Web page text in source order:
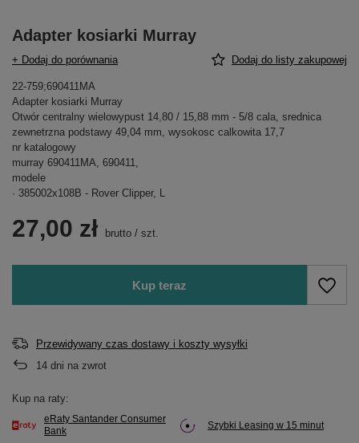
Adapter kosiarki Murray
+ Dodaj do porównania Dodaj do listy zakupowej
22-759;690411MA
Adapter kosiarki Murray
Otwór centralny wielowypust 14,80 / 15,88 mm - 5/8 cala, srednica
zewnetrzna podstawy 49,04 mm, wysokosc calkowita 17,7
nr katalogowy
murray 690411MA, 690411,
modele
· 385002x108B - Rover Clipper, L
27,00 zł brutto / szt.
Kup teraz
Przewidywany czas dostawy i koszty wysyłki
14 dni na zwrot
Kup na raty:
eRaty Santander Consumer
Bank
Szybki Leasing w 15 minut